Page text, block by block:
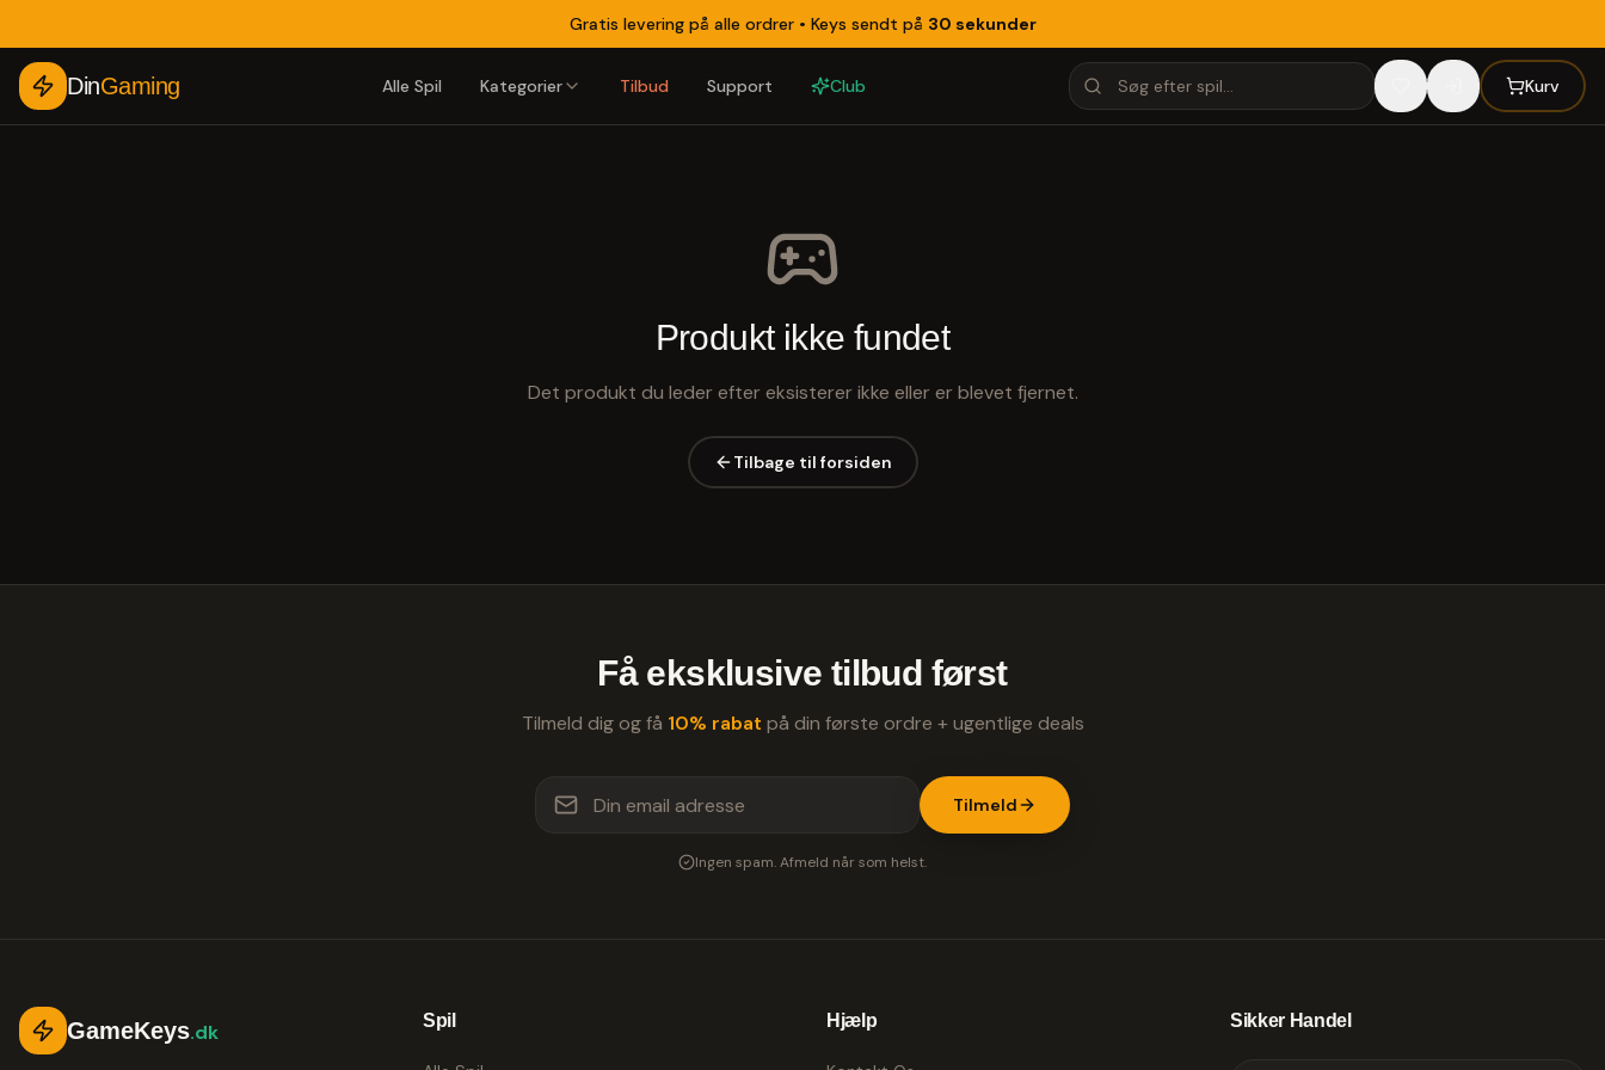
Gratis levering på alle ordrer • Keys sendt på 30 sekunder
DinGaming Alle Spil Kategorier Tilbud Support Club Kurv
Produkt ikke fundet
Det produkt du leder efter eksisterer ikke eller er blevet fjernet.
Tilbage til forsiden
Få eksklusive tilbud først
Tilmeld dig og få 10% rabat på din første ordre + ugentlige deals
Tilmeld
Ingen spam. Afmeld når som helst.
GameKeys.dk Spil Hjælp Sikker Handel